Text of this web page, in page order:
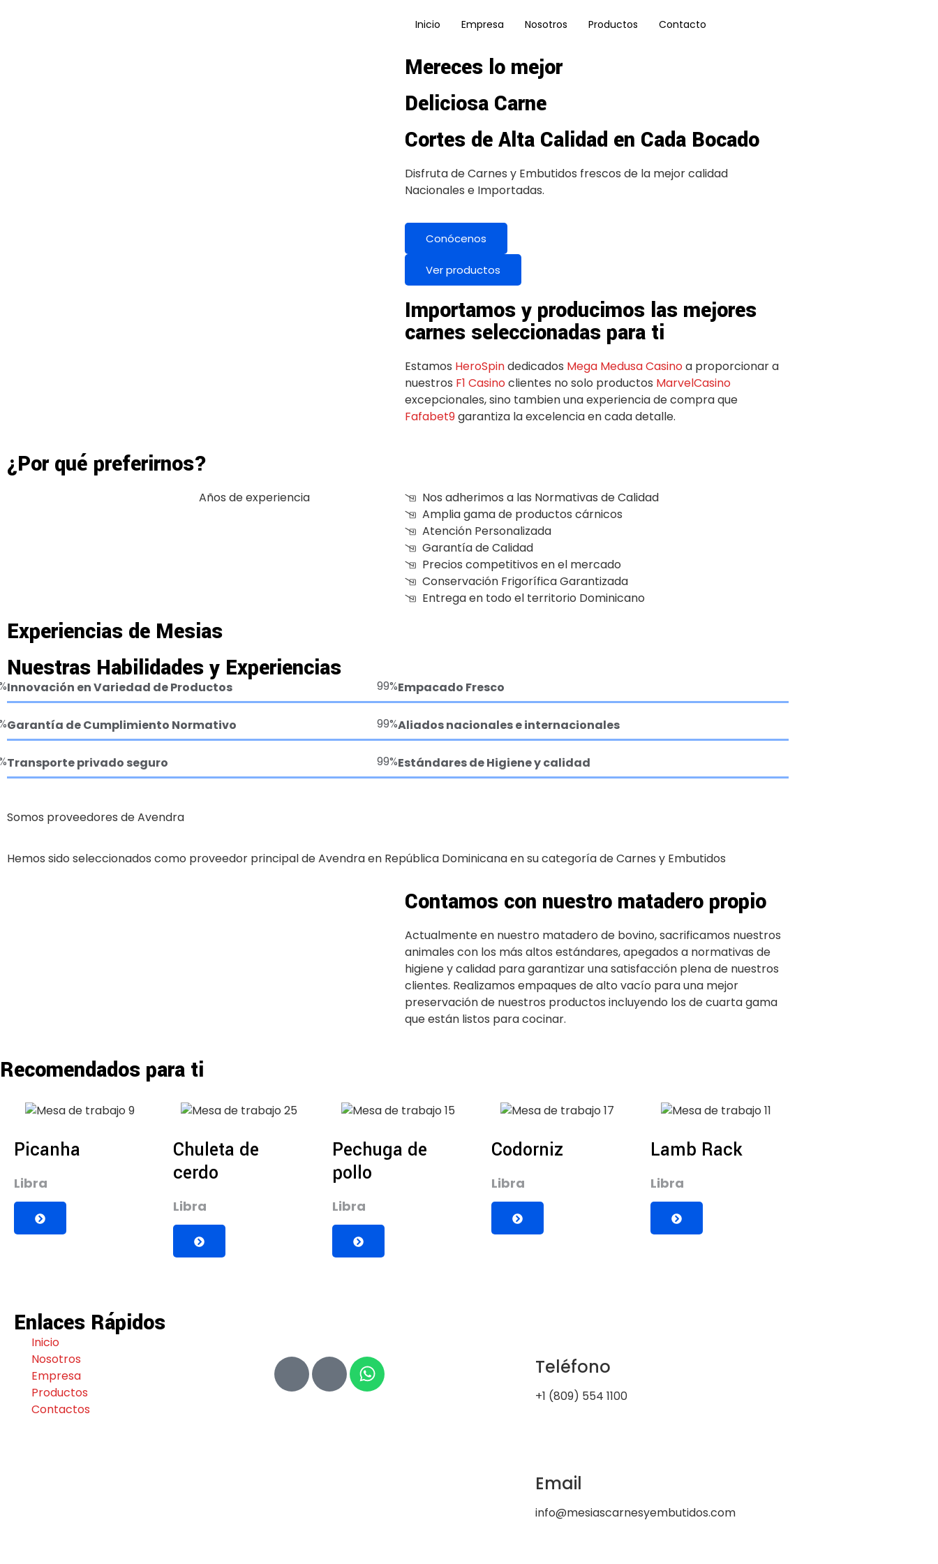
Inicio Empresa Nosotros Productos Contacto
Mereces lo mejor
Deliciosa Carne
Cortes de Alta Calidad en Cada Bocado
Disfruta de Carnes y Embutidos frescos de la mejor calidad
Nacionales e Importadas.
Conócenos
Ver productos
Importamos y producimos las mejores
carnes seleccionadas para ti
Estamos HeroSpindedicados Mega Medusa Casinoa proporcionar a
nuestros F1 Casinoclientes no solo productos MarvelCasino
excepcionales, sino tambien una experiencia de compra que
Fafabet9garantiza la excelencia en cada detalle.
¿Por qué preferirnos?
Años de experiencia
Nos adherimos a las Normativas de Calidad
Amplia gama de productos cárnicos
Atención Personalizada
Garantía de Calidad
Precios competitivos en el mercado
Conservación Frigorífica Garantizada
Entrega en todo el territorio Dominicano
Experiencias de Mesias
Nuestras Habilidades y Experiencias
Innovación en Variedad de Productos
Garantía de Cumplimiento Normativo
Transporte privado seguro
Empacado Fresco
99%
Aliados nacionales e internacionales
99%
Estándares de Higiene y calidad
99%
Somos proveedores de Avendra
Hemos sido seleccionados como proveedor principal de Avendra en República Dominicana en su categoría de Carnes y Embutidos
Contamos con nuestro matadero propio
Actualmente en nuestro matadero de bovino, sacrificamos nuestros
animales con los más altos estándares, apegados a normativas de
higiene y calidad para garantizar una satisfacción plena de nuestros
clientes. Realizamos empaques de alto vacío para una mejor
preservación de nuestros productos incluyendo los de cuarta gama
que están listos para cocinar.
Recomendados para ti
Picanha
Libra
Chuleta de
cerdo
Libra
Pechuga de
pollo
Libra
Codorniz
Libra
Lamb Rack
Libra
Enlaces Rápidos
Inicio
Nosotros
Empresa
Productos
Contactos
Teléfono
+1 (809) 554 1100
Email
info@mesiascarnesyembutidos.com